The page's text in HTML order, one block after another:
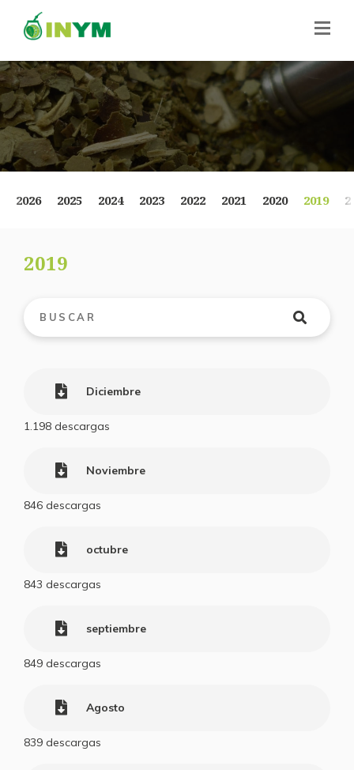
2026 2025 2024 2023 2022 2021 2020 2019
2019
Diciembre
1.198 descargas
Noviembre
846 descargas
octubre
843 descargas
septiembre
849 descargas
Agosto
839 descargas